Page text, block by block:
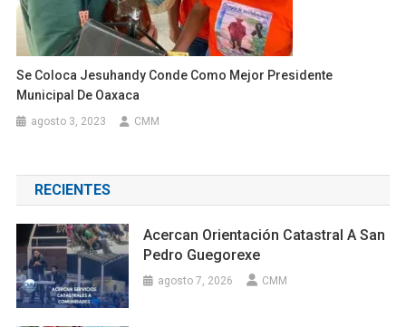
Se Coloca Jesuhandy Conde Como Mejor Presidente
Municipal De Oaxaca
agosto 3, 2023 CMM
RECIENTES
Acercan Orientación Catastral A San
Pedro Guegorexe
agosto 7, 2026 CMM